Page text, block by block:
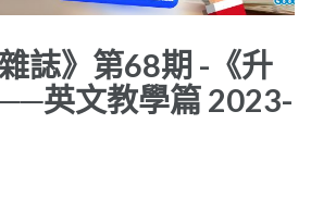
誌》第68期 -《升
英文教學篇 2023-